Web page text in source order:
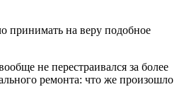
принимать на веру подобное
не перестраивался за более
ремонта: что же произошло